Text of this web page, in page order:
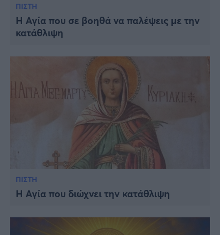
ΠΙΣΤΗ
Η Αγία που σε βοηθά να παλέψεις με την
κατάθλιψη
ΠΙΣΤΗ
Η Αγία που διώχνει την κατάθλιψη